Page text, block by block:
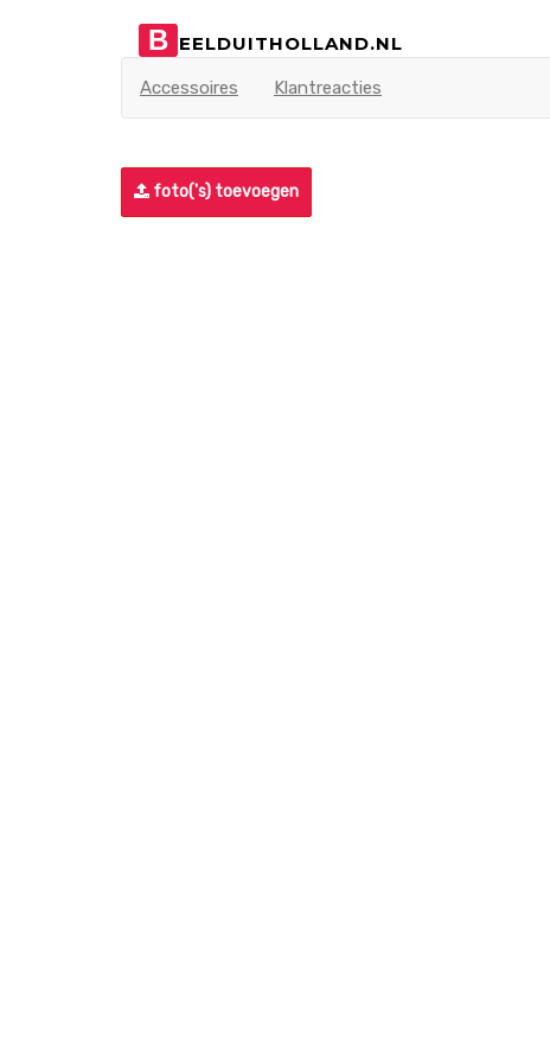
B EELDUITHOLLAND.NL
Accessoires Klantreacties
foto('s) toevoegen